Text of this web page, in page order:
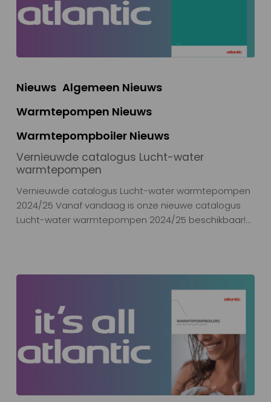
Nieuws Algemeen Nieuws
Warmtepompen Nieuws
Warmtepompboiler Nieuws
Vernieuwde catalogus Lucht-water
warmtepompen
Vernieuwde catalogus Lucht-water warmtepompen
2024/25 Vanaf vandaag is onze nieuwe catalogus
Lucht-water warmtepompen 2024/25 beschikbaar!…